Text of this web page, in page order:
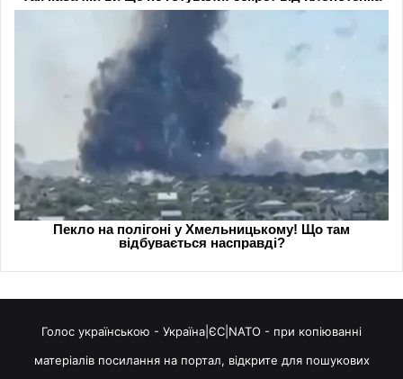
Голос українською - Україна|ЄС|NATO - при копіюванні
матеріалів посилання на портал, відкрите для пошукових